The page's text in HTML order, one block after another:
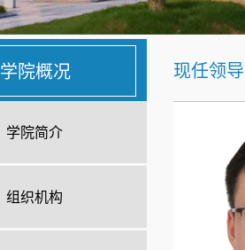
学院概况
学院简介
组织机构
现任领导